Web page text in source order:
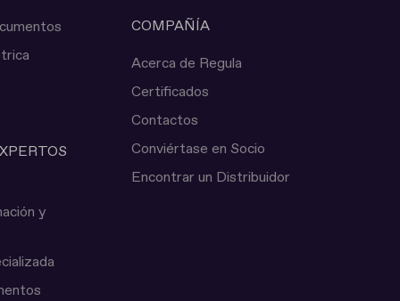
y
COMPAÑÍA
Acerca de Regula
Certificados
Contactos
Conviértase en Socio
Encontrar un Distribuidor